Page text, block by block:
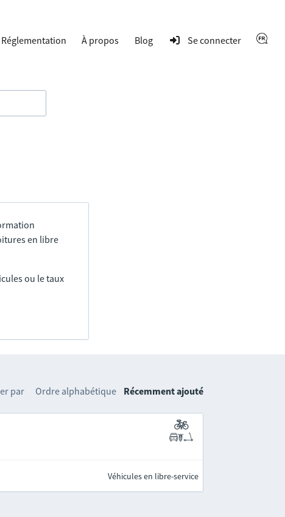
Réglementation À propos Blog Se connecter
en libre
ou le taux
par Ordre alphabétique Récemment ajouté
Véhicules en libre-service